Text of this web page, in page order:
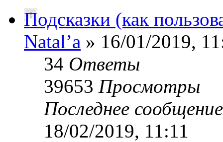
Подсказки (как
Natal’a » 16/01/2019,
34 Ответы
39653 Просмотры
Последнее
18/02/2019, 11:11